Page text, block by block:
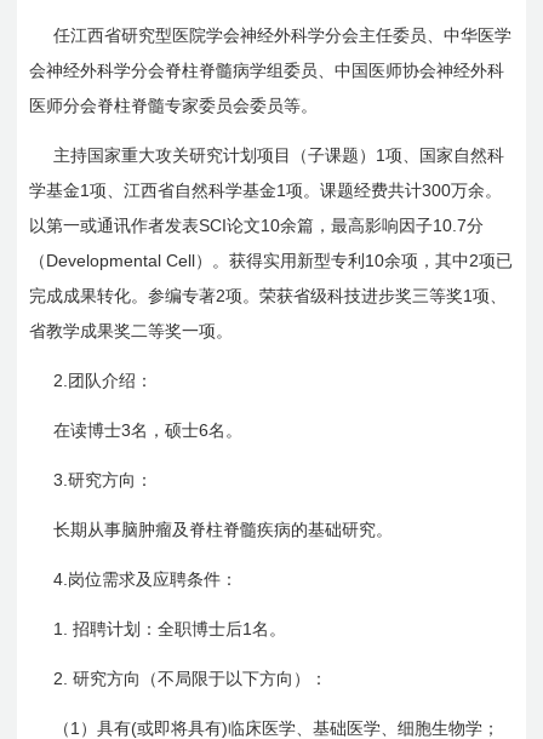
任江西省研究型医院学会神经外科学分会主任委员、中华医学
会神经外科学分会脊柱脊髓病学组委员、中国医师协会神经外科
医师分会脊柱脊髓专家委员会委员等。
主持国家重大攻关研究计划项目（子课题） 1项、国家自然科
学基金1项、江西省自然科学基金1项。课题经费共计300万余。
以第一或通讯作者发表SCI论文10余篇，最高影响因子10.7分
（ Developmental Cell）。获得实用新型专利 10余项，其中 2项已
完成成果转化。参编专著2项。荣获省级科技进步奖三等奖1项、
省教学成果奖二等奖一项。
2. 团队介绍：
在读博士3名，硕士6名。
3.研究方向：
长期从事脑肿瘤及脊柱脊髓疾病的基础研究。
4. 岗位需求及应聘条件：
1.招聘计划：全职博士后1名。
2.研究方向（不局限于以下方向）：
（ 1 ）具有(或即将具有)临床医学、基础医学、细胞生物学；